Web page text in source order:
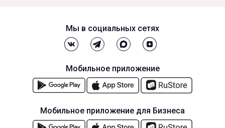
Мы в социальных сетях
Мобильное приложение
Мобильное приложение для Бизнеса